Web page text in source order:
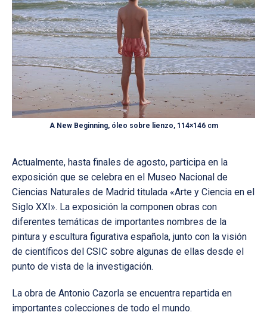
A New Beginning, óleo sobre lienzo, 114×146 cm
Actualmente, hasta finales de agosto, participa en la
exposición que se celebra en el Museo Nacional de
Ciencias Naturales de Madrid titulada «Arte y Ciencia en el
Siglo XXI». La exposición la componen obras con
diferentes temáticas de importantes nombres de la
pintura y escultura figurativa española, junto con la visión
de científicos del CSIC sobre algunas de ellas desde el
punto de vista de la investigación.
La obra de Antonio Cazorla se encuentra repartida en
importantes colecciones de todo el mundo.